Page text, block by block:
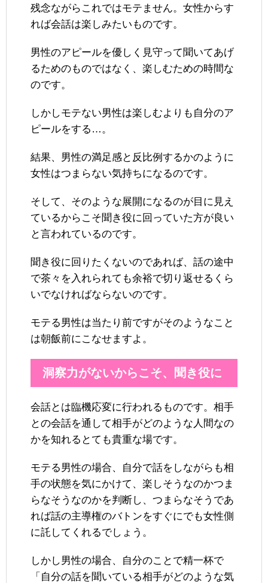
残念ながらこれではモテません。女性からす
れば会話は楽しみたいものです。
男性のアピールを優しく見守って聞いてあげ
るためのものではなく、楽しむための時間な
のです。
しかしモテない男性は楽しむよりも自分のア
ピールをする…。
結果、男性の満足感と反比例するかのように
女性はつまらない気持ちになるのです。
そして、そのような展開になるのが目に見え
ているからこそ聞き役に回っていた方が良い
と言われているのです。
聞き役に回りたくないのであれば、話の途中
で茶々を入れられても余裕で切り返せるくら
いでなければならないのです。
モテる男性は当たり前ですがそのようなこと
は朝飯前にこなせますよ。
洞察力がないからこそ、聞き役に
会話とは臨機応変に行われるものです。相手
との会話を通して相手がどのような人間なの
かを知れるとても貴重な場です。
モテる男性の場合、自分で話をしながらも相
手の状態を気にかけて、楽しそうなのかつま
らなそうなのかを判断し、つまらなそうであ
れば話の主導権のバトンをすぐにでも女性側
に託してくれるでしょう。
しかし男性の場合、自分のことで精一杯で
「自分の話を聞いている相手がどのような気